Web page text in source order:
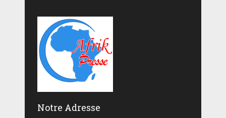
Notre Adresse